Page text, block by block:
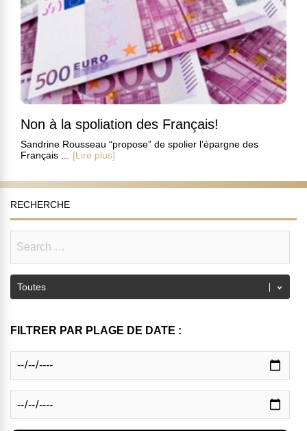
Non à la spoliation des Français!
Sandrine Rousseau “propose” de spolier l’épargne des
Français ...
[Lire plus]
RECHERCHE
FILTRER PAR PLAGE DE DATE :